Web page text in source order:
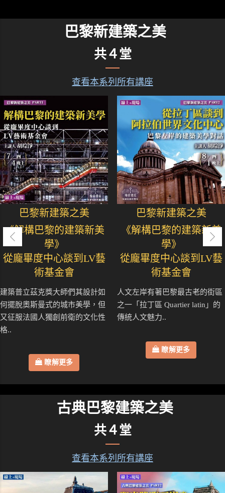
巴黎新建築之美
共４堂
查看本系列所有講座
巴黎新建築之美
《解構巴黎的建築新美
學》
從龐畢度中心談到LV藝
術基金會
建築普立茲克獎大師們其設計如
何擺脫奧斯曼式的城市美學，但
又征服法國人獨創前衛的文化性
格..
瞭解更多
巴黎新建築之美
《解構巴黎的建築新美
學》
從龐畢度中心談到LV藝
術基金會
人文左岸有著巴黎最古老的街區
之一「拉丁區 Quartier latin」的
傳統人文魅力..
瞭解更多
古典巴黎建築之美
共４堂
查看本系列所有講座